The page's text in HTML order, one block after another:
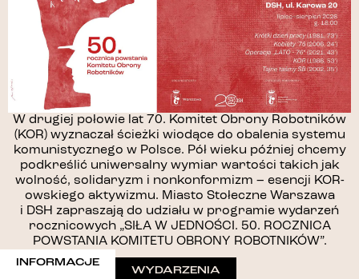
W drugiej połowie lat 70. Komitet Obrony Robotników
(KOR) wyznaczał ścieżki wiodące do obalenia systemu
komunistycznego w Polsce. Pół wieku później chcemy
podkreślić uniwersalny wymiar wartości takich jak
wolność, solidaryzm i nonkonformizm – esencji KOR-
owskiego aktywizmu. Miasto Stołeczne Warszawa
i DSH zapraszają do udziału w programie wydarzeń
rocznicowych „SIŁA W JEDNOŚCI. 50. ROCZNICA
POWSTANIA KOMITETU OBRONY ROBOTNIKÓW”.
INFORMACJE
WYDARZENIA